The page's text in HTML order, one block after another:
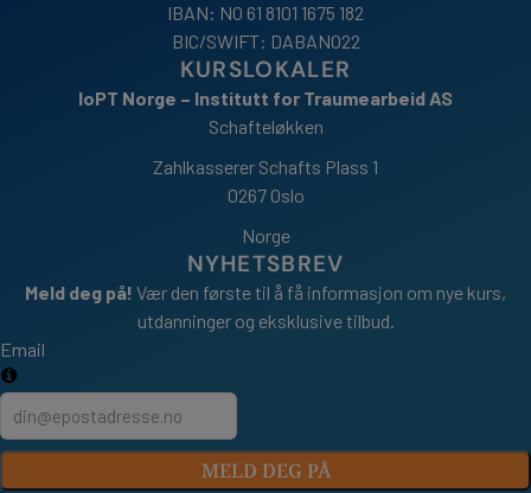
IBAN: NO 61 8101 1675 182
BIC/SWIFT: DABANO22
KURSLOKALER
IoPT Norge – Institutt for Traumearbeid AS
Schafteløkken
Zahlkasserer Schafts Plass 1
0267 Oslo
Norge
NYHETSBREV
Meld deg på! Vær den første til å få informasjon om nye kurs,
utdanninger og eksklusive tilbud.
Email
MELD DEG PÅ